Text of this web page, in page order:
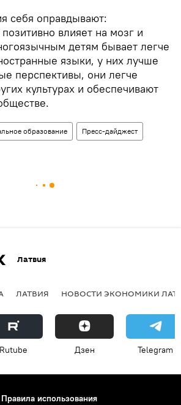
себя оправдывают:
влияет на мозг и
детям бывает легче
языки, у них лучше
перспективы, они легче
культурах и обеспечивают
образование Пресс-дайджест
Латвия
ЛАТВИЯ НОВОСТИ ЭКОНОМИКИ
Rutube Дзен Telegram
Правила использования